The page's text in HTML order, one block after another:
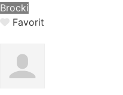
Brocki
Favorit